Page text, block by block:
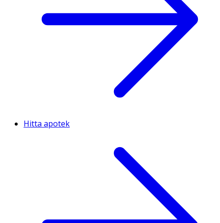
Hitta apotek